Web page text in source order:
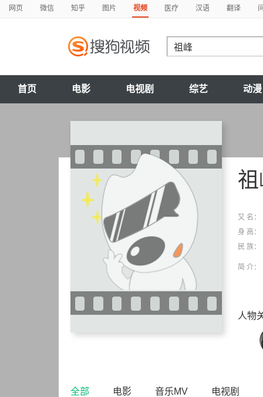
网页 微信 知乎 图片 视频 医疗 汉语 翻译
首页 电影 电视剧 综艺 动漫
又 名：
身 高：
民 族：
简 介：
人物
全部 电影 音乐MV 电视剧